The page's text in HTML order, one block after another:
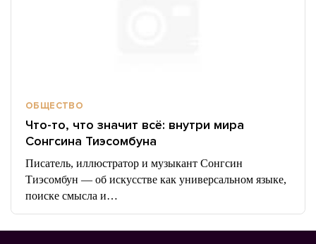
ОБЩЕСТВО
Что-то, что значит всё: внутри мира
Сонгсина Тиэсомбуна
Писатель, иллюстратор и музыкант Сонгсин
Тиэсомбун — об искусстве как универсальном языке,
поиске смысла и…